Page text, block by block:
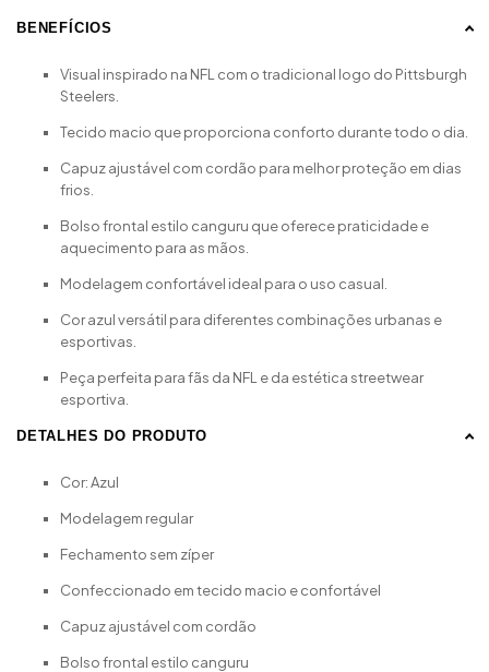
BENEFÍCIOS
Visual inspirado na NFL com o tradicional logo do Pittsburgh
Steelers.
Tecido macio que proporciona conforto durante todo o dia.
Capuz ajustável com cordão para melhor proteção em dias
frios.
Bolso frontal estilo canguru que oferece praticidade e
aquecimento para as mãos.
Modelagem confortável ideal para o uso casual.
Cor azul versátil para diferentes combinações urbanas e
esportivas.
Peça perfeita para fãs da NFL e da estética streetwear
esportiva.
DETALHES DO PRODUTO
Cor: Azul
Modelagem regular
Fechamento sem zíper
Confeccionado em tecido macio e confortável
Capuz ajustável com cordão
Bolso frontal estilo canguru